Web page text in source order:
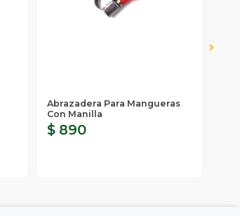
Abrazadera Para Mangueras
Con Manilla
$ 890